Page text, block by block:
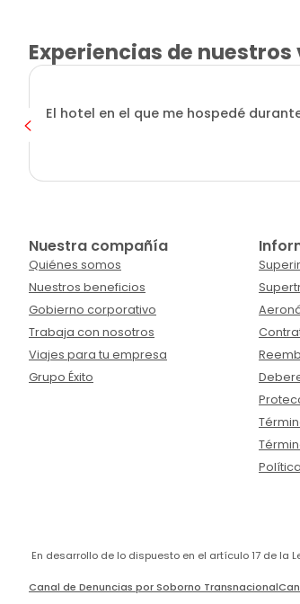
Experiencias de
El hotel en el que me hospedé
Nuestra compañía
Quiénes somos
Nuestros beneficios
Gobierno corporativo
Trabaja con nosotros
Viajes para tu empresa
Grupo Éxito
En desarrollo de lo dispuesto en el artículo 17 de
Canal de Denuncias por Soborno Transnacional